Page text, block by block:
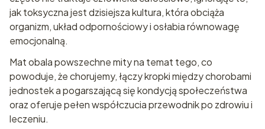
jak toksyczna jest dzisiejsza kultura, która obciąża
organizm, układ odpornościowy i osłabia równowagę
emocjonalną.
Mat obala powszechne mity na temat tego, co
powoduje, że chorujemy, łączy kropki między chorobami
jednostek a pogarszającą się kondycją społeczeństwa
oraz oferuje pełen współczucia przewodnik po zdrowiu i
leczeniu.